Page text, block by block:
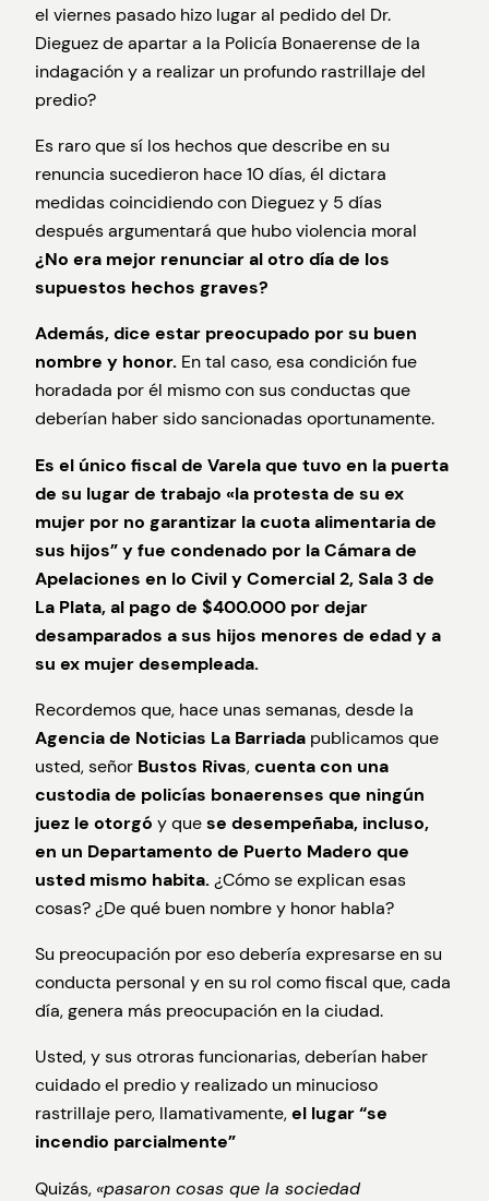
el viernes pasado hizo lugar al pedido del Dr.
Dieguez de apartar a la Policía Bonaerense de la
indagación y a realizar un profundo rastrillaje del
predio?
Es raro que sí los hechos que describe en su
renuncia sucedieron hace 10 días, él dictara
medidas coincidiendo con Dieguez y 5 días
después argumentará que hubo violencia moral
¿No era mejor renunciar al otro día de los
supuestos hechos graves?
Además, dice estar preocupado por su buen
nombre y honor. En tal caso, esa condición fue
horadada por él mismo con sus conductas que
deberían haber sido sancionadas oportunamente.
Es el único fiscal de Varela que tuvo en la puerta
de su lugar de trabajo «la protesta de su ex
mujer por no garantizar la cuota alimentaria de
sus hijos” y fue condenado por la Cámara de
Apelaciones en lo Civil y Comercial 2, Sala 3 de
La Plata, al pago de $400.000 por dejar
desamparados a sus hijos menores de edad y a
su ex mujer desempleada.
Recordemos que, hace unas semanas, desde la
Agencia de Noticias La Barriada publicamos que
usted, señor Bustos Rivas,cuenta con una
custodia de policías bonaerenses que ningún
juez le otorgó y quese desempeñaba, incluso,
en un Departamento de Puerto Madero que
usted mismo habita.¿Cómo se explican esas
cosas? ¿De qué buen nombre y honor habla?
Su preocupación por eso debería expresarse en su
conducta personal y en su rol como fiscal que, cada
día, genera más preocupación en la ciudad.
Usted, y sus otroras funcionarias, deberían haber
cuidado el predio y realizado un minucioso
rastrillaje pero, llamativamente,el lugar “se
incendio parcialmente”
Quizás, «pasaron cosas que la sociedad